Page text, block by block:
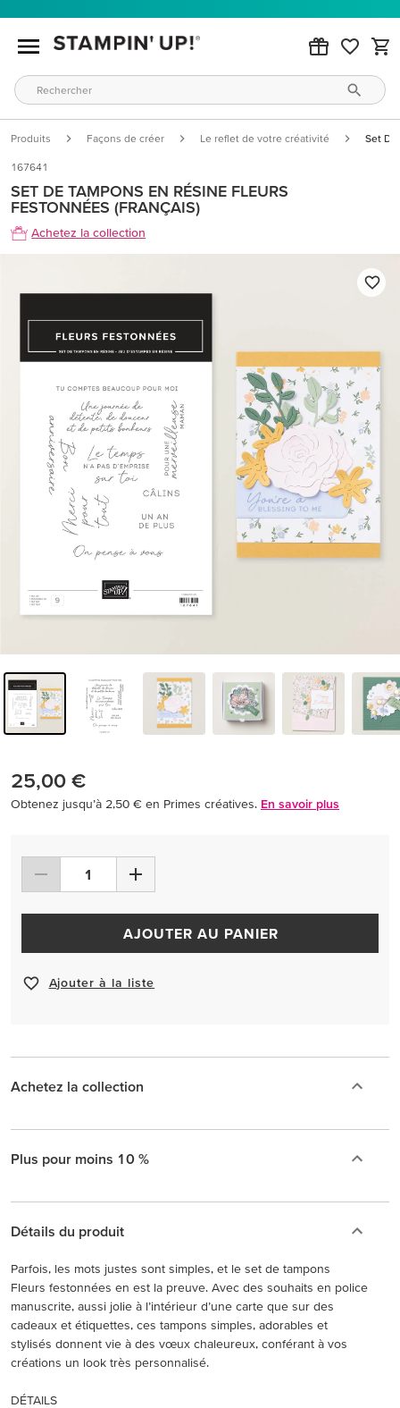
Produits Façons de créer Le reflet de votre créativité Set De
167641
SET DE TAMPONS EN RÉSINE FLEURS
FESTONNÉES (FRANÇAIS)
Achetez la collection
25,00 €
Obtenez jusqu’à 2,50 € en Primes créatives. En savoir plus
AJOUTER AU PANIER
Ajouter à la liste
Achetez la collection
Plus pour moins 10 %
Détails du produit
Parfois, les mots justes sont simples, et le set de tampons
Fleurs festonnées en est la preuve. Avec des souhaits en police
manuscrite, aussi jolie à l’intérieur d’une carte que sur des
cadeaux et étiquettes, ces tampons simples, adorables et
stylisés donnent vie à des vœux chaleureux, conférant à vos
créations un look très personnalisé.
DÉTAILS